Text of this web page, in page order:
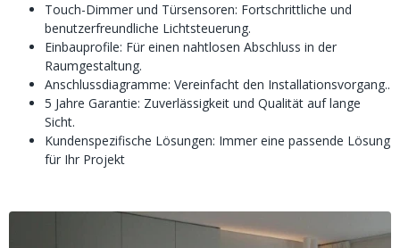
Touch-Dimmer und Türsensoren: Fortschrittliche und
benutzerfreundliche Lichtsteuerung.
Einbauprofile: Für einen nahtlosen Abschluss in der
Raumgestaltung.
Anschlussdiagramme: Vereinfacht den Installationsvorgang..
5 Jahre Garantie: Zuverlässigkeit und Qualität auf lange
Sicht.
Kundenspezifische Lösungen: Immer eine passende Lösung
für Ihr Projekt